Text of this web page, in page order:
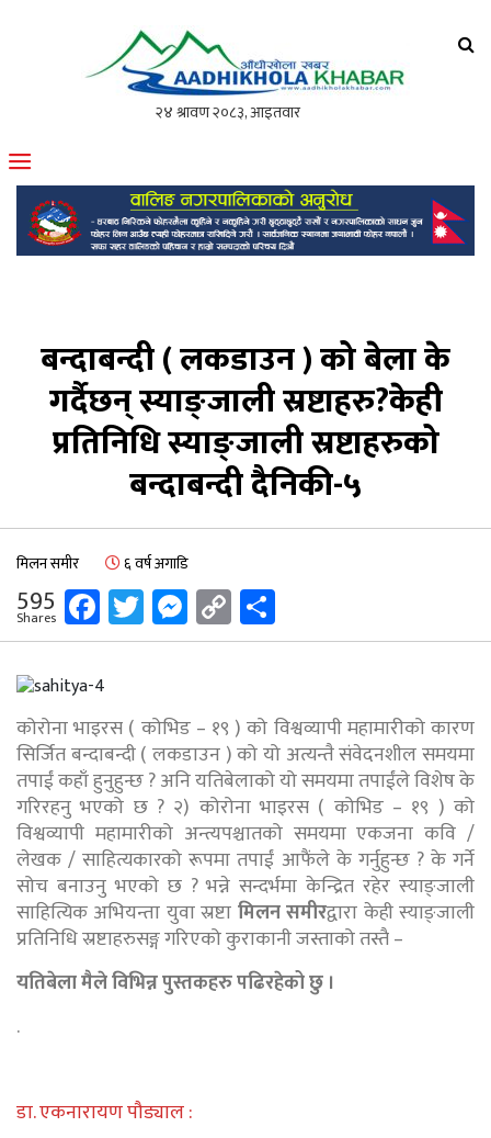
मोफसलकै लोकप्रिय अनलाइन पत्रिका
बन्दाबन्दी ( लकडाउन ) को बेला के
गर्दैछन् स्याङ्जाली स्रष्टाहरु?केही
प्रतिनिधि स्याङ्जाली स्रष्टाहरुको
बन्दाबन्दी दैनिकी-५
मिलन समीर ६ वर्ष अगाडि
595
Shares Facebook
Twitter
Messenger
Copy
Link
कोरोना भाइरस ( कोभिड – १९ ) को विश्वव्यापी महामारीको कारण
सिर्जित बन्दाबन्दी ( लकडाउन ) को यो अत्यन्तै संवेदनशील समयमा
तपाईं कहाँ हुनुहुन्छ ? अनि यतिबेलाको यो समयमा तपाईंले विशेष के
गरिरहनु भएको छ ? २) कोरोना भाइरस ( कोभिड – १९ ) को
विश्वव्यापी महामारीको अन्त्यपश्चातको समयमा एकजना कवि /
लेखक / साहित्यकारको रूपमा तपाईं आफैंले के गर्नुहुन्छ ? के गर्ने
सोच बनाउनु भएको छ ? भन्ने सन्दर्भमा केन्द्रित रहेर स्याङ्जाली
साहित्यिक अभियन्ता युवा स्रष्टा मिलन समीरद्वारा केही स्याङ्जाली
प्रतिनिधि स्रष्टाहरुसङ्ग गरिएको कुराकानी जस्ताको तस्तै –
यतिबेला मैले विभिन्न पुस्तकहरु पढिरहेको छु ।
.
डा. एकनारायण पौड्याल :